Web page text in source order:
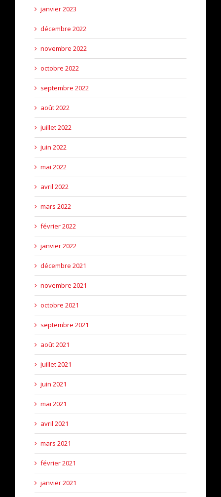
janvier 2023
décembre 2022
novembre 2022
octobre 2022
septembre 2022
août 2022
juillet 2022
juin 2022
mai 2022
avril 2022
mars 2022
février 2022
janvier 2022
décembre 2021
novembre 2021
octobre 2021
septembre 2021
août 2021
juillet 2021
juin 2021
mai 2021
avril 2021
mars 2021
février 2021
janvier 2021